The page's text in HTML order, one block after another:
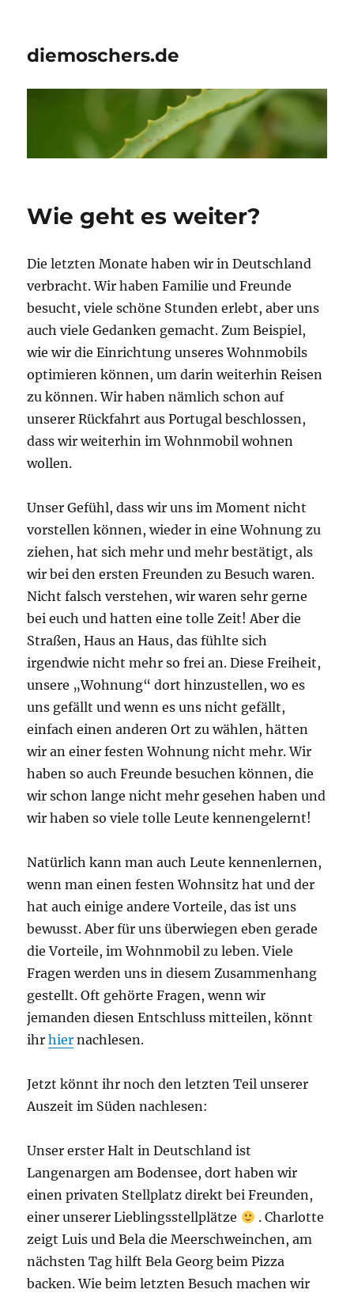
diemoschers.de
Wie geht es weiter?
Die letzten Monate haben wir in Deutschland
verbracht. Wir haben Familie und Freunde
besucht, viele schöne Stunden erlebt, aber uns
auch viele Gedanken gemacht. Zum Beispiel,
wie wir die Einrichtung unseres Wohnmobils
optimieren können, um darin weiterhin Reisen
zu können. Wir haben nämlich schon auf
unserer Rückfahrt aus Portugal beschlossen,
dasswir weiterhin im Wohnmobil wohnen
wollen.
Unser Gefühl, dass wir uns im Moment nicht
vorstellen können, wieder in eine Wohnung zu
ziehen, hat sich mehr und mehr bestätigt, als
wir bei den ersten Freunden zu Besuch waren.
Nicht falsch verstehen, wir waren sehr gerne
bei euch und hatten eine tolle Zeit! Aber die
Straßen, Haus an Haus, das fühlte sich
irgendwie nicht mehr so frei an. Diese Freiheit,
unsere „Wohnung“ dort hinzustellen, wo es
uns gefällt und wenn es uns nicht gefällt,
einfach einen anderen Ort zu wählen, hätten
wir an einer festen Wohnung nicht mehr. Wir
haben so auch Freunde besuchen können, die
wir schon lange nicht mehr gesehen haben und
wir haben so viele tolle Leute kennengelernt!
Natürlich kann man auch Leute kennenlernen,
wenn man einen festen Wohnsitz hat und der
hat auch einige andere Vorteile, das ist uns
bewusst. Aber für uns überwiegen eben gerade
die Vorteile, im Wohnmobil zu leben. Viele
Fragen werden uns in diesem Zusammenhang
gestellt. Oft gehörte Fragen, wenn wir
jemanden diesen Entschluss mitteilen, könnt
ihrhier nachlesen.
Jetzt könnt ihr noch den letzten Teil unserer
Auszeit im Süden nachlesen:
Unser erster Halt in Deutschland ist
Langenargen am Bodensee, dort haben wir
einen privaten Stellplatz direkt bei Freunden,
einer unserer Lieblingsstellplätze
. Charlotte
zeigt Luis und Bela die Meerschweinchen, am
nächsten Tag hilft Bela Georg beim Pizza
backen. Wie beim letzten Besuch machen wir